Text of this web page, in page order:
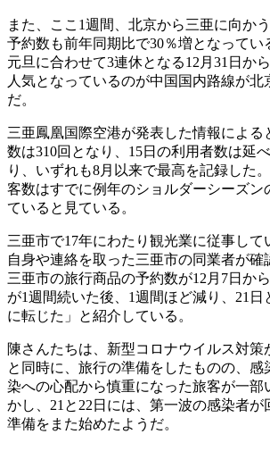
また、ここ1週間、北京から三亜に向か
予約数も前年同期比で30％増となってい
元旦に合わせて3連休となる12月31日か
人気となっているのが中国国内路線が北
だ。
三亜鳳凰国際空港が発表した情報による
数は310回となり、15日の利用者数は延
り、いずれも8月以来で最高を記録した
客数はすでに例年のショルダーシーズン
ていると見ている。
三亜市で17年にわたり観光業に従事して
自身や連絡を取った三亜市の同業者が確
三亜市の旅行商品の予約数が12月7日か
が1週間続いた後、1週間ほど減り、21日
に転じた」と紹介している。
陳さんたちは、新型コロナウイルス対策
と同時に、旅行の準備をしたものの、感
染への心配から慎重になった旅客が一部
かし、21と22日には、第一波の感染者
準備をまた始めたようだ。